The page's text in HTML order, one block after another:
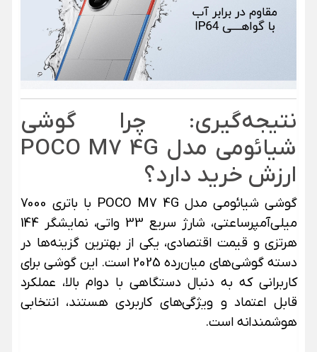
نتیجه‌گیری: چرا گوشی
شیائومی مدل POCO M7 4G
ارزش خرید دارد؟
گوشی شیائومی مدل POCO M7 4G با باتری 7000
میلی‌آمپرساعتی، شارژ سریع 33 واتی، نمایشگر 144
هرتزی و قیمت اقتصادی، یکی از بهترین گزینه‌ها در
دسته گوشی‌های میان‌رده 2025 است. این گوشی برای
کاربرانی که به دنبال دستگاهی با دوام بالا، عملکرد
قابل اعتماد و ویژگی‌های کاربردی هستند، انتخابی
هوشمندانه است.